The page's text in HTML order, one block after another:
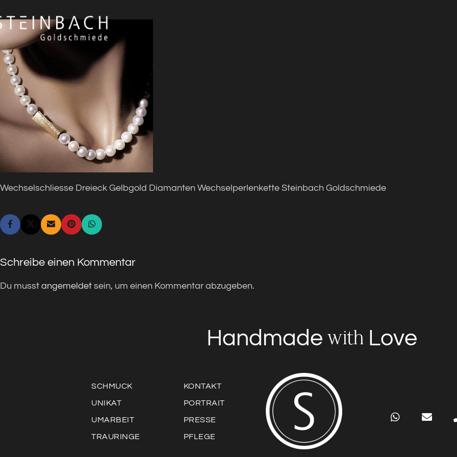
Wechselschliesse Dreieck Gelbgold Diamanten Wechselperlenkette Steinbach Goldschmiede
Schreibe einen Kommentar
Du musst angemeldet sein, um einen Kommentar abzugeben.
Handmade with Love
SCHMUCK
UNIKAT
UMARBEIT
TRAURINGE
KONTAKT
PORTRAIT
PRESSE
PFLEGE